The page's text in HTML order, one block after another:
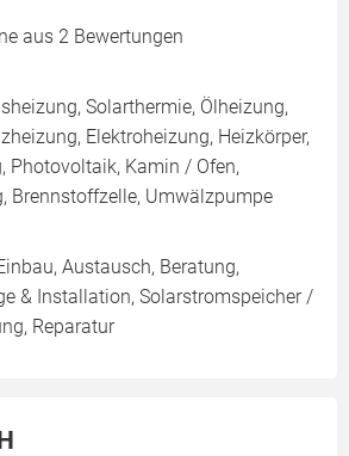
aus 2 Bewertungen
Solarthermie, Ölheizung,
Elektroheizung, Heizkörper,
Photovoltaik, Kamin / Ofen,
Brennstoffzelle, Umwälzpumpe
Austausch, Beratung,
& Installation, Solarstromspeicher /
Reparatur